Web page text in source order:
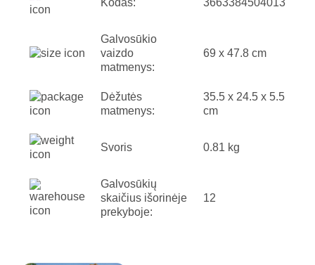
Galvosūkio
vaizdo
matmenys:
69 x 47.8 cm
Dėžutės
matmenys:
35.5 x 24.5 x 5.5
cm
Svoris 0.81 kg
Galvosūkių
skaičius išorinėje
prekyboje:
12